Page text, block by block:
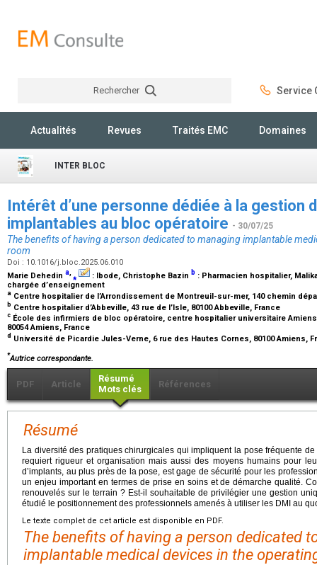
Rechercher Service
Actualités Revues Traités EMC Domaines
INTER BLOC
Intérêt d’une personne dédiée à la gestion
implantables au bloc opératoire - 30/07/25
The benefits of having a person dedicated to managing implantable
room
Doi : 10.1016/j.bloc.2025.06.010
Marie Dehedin a,⁎ : Ibode, Christophe Bazin b : Pharmacien hospitalier,
chargée d’enseignement
a Centre hospitalier de l’Arrondissement de Montreuil-sur-mer, 140 chemin
b Centre hospitalier d’Abbeville, 43 rue de l’Isle, 80100 Abbeville, France
c École des infirmiers de bloc opératoire, centre hospitalier universitaire
80054 Amiens, France
d Université de Picardie Jules-Verne, 6 rue des Hautes Cornes, 80100 Amiens,
*Autrice correspondante.
PDF Article
Résumé
Mots clés
Références
Résumé
La diversité des pratiques chirurgicales qui impliquent la pose fréquente
requiert rigueur et organisation mais aussi des moyens humains pour
d’implants, au plus près de la pose, est gage de sécurité pour les
un enjeu important en termes de prise en soins et de démarche qualité.
renouvelés sur le terrain ? Est-il souhaitable de privilégier une gestion
étudié le positionnement des professionnels amenés à utiliser les DMI au
Le texte complet de cet article est disponible en PDF.
The benefits of having a person dedicated
implantable medical devices in the